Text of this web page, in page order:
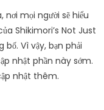
mọi người sẽ hiểu
Shikimori’s Not Just
Vì vậy, bạn phải
nhật phần này sớm.
nhật thêm.